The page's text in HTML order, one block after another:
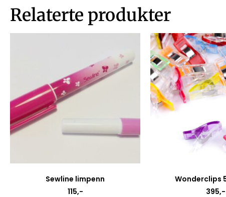
Relaterte produkter
Sewline limpenn
115,-
Wonderclips
395,-